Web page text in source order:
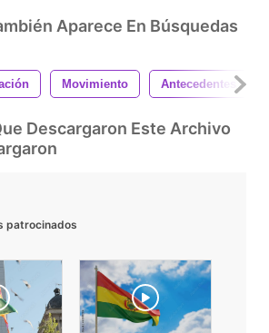
Aparece En Búsquedas
Movimiento Antecedentes
Descargaron Este Archivo
patrocinados